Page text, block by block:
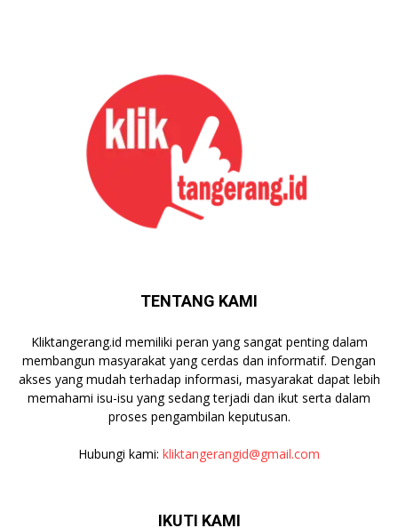
TENTANG KAMI
Kliktangerang.id memiliki peran yang sangat penting dalam
membangun masyarakat yang cerdas dan informatif. Dengan
akses yang mudah terhadap informasi, masyarakat dapat lebih
memahami isu-isu yang sedang terjadi dan ikut serta dalam
proses pengambilan keputusan.
Hubungi kami: kliktangerangid@gmail.com
IKUTI KAMI